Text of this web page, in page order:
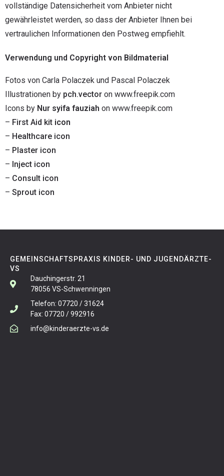
vollständige Datensicherheit vom Anbieter nicht
gewährleistet werden, so dass der Anbieter Ihnen bei
vertraulichen Informationen den Postweg empfiehlt.
Verwendung und Copyright von Bildmaterial
Fotos von Carla Polaczek und Pascal Polaczek
Illustrationen by pch.vector on www.freepik.com
Icons by Nur syifa fauziah on www.freepik.com
– First Aid kit icon
– Healthcare icon
– Plaster icon
– Inject icon
– Consult icon
– Sprout icon
GEMEINSCHAFTSPRAXIS KINDER- UND JUGENDÄRZTE-
VS​
Dauchingerstr. 21
78056 VS-Schwenningen
Telefon: 07720 / 31624
Fax: 07720 / 992916
info@kinderaerzte-vs.de